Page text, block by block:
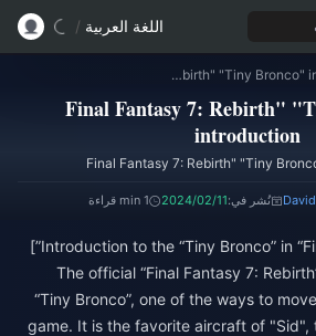
اللغة العربية /
"Final Fantasy 7: Rebirth" "Tiny Bronco" introduction
"Final Fantasy 7: Rebirth"
introduction
نُشر في:2024/02/11 1 min قراءة
[Introduction to the “Tiny Bronco” in “Final Fantasy 7: Rebirth”]
The official “Final Fantasy 7:
“Tiny Bronco”, one of the ways to
game. It is the favorite aircraft of